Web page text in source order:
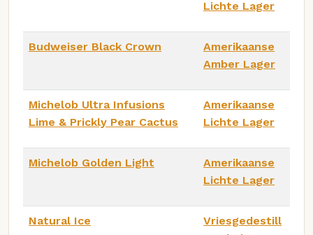
Lichte Lager
Budweiser Black Crown
Amerikaanse
Amber Lager
Michelob Ultra Infusions
Lime & Prickly Pear Cactus
Amerikaanse
Lichte Lager
Michelob Golden Light
Amerikaanse
Lichte Lager
Natural Ice
Vriesgedestill